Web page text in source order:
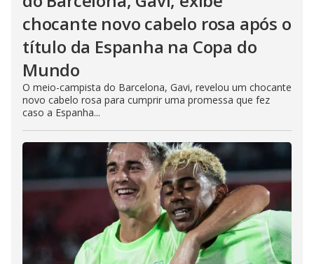
chocante novo cabelo rosa após o
título da Espanha na Copa do
Mundo
O meio-campista do Barcelona, Gavi, revelou um chocante
novo cabelo rosa para cumprir uma promessa que fez
caso a Espanha...